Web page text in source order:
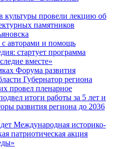
культуры провели лекцию об
памятников
авторами и помощь
стартует программа
вместе»
Форума развития
Губернатор региона
провел пленарное
итоги работы за 5 лет и
развития региона до 2036
Международная историко-
патриотическая акция